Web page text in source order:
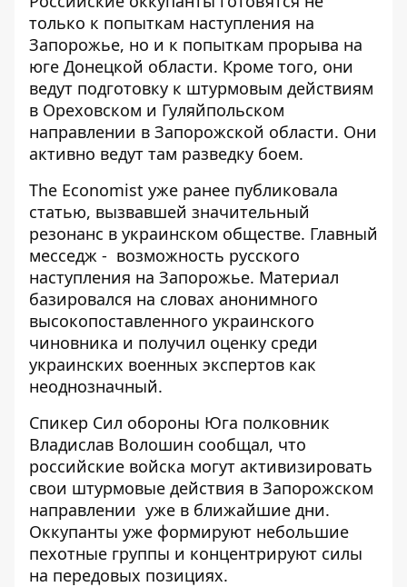
только к попыткам наступления на
Запорожье, но и к попыткам прорыва на
юге Донецкой области. Кроме того, они
ведут подготовку к штурмовым действиям
в Ореховском и Гуляйпольском
направлении в Запорожской области. Они
активно ведут там разведку боем.
The Economist уже ранее публиковала
статью, вызвавшей значительный
резонанс в украинском обществе. Главный
месседж - возможность русского
наступления на Запорожье. Материал
базировался на словах анонимного
высокопоставленного украинского
чиновника и получил оценку среди
украинских военных экспертов как
неоднозначный.
Спикер Сил обороны Юга полковник
Владислав Волошин сообщал, что
российские войска могут активизировать
свои штурмовые действия в Запорожском
направлении уже в ближайшие дни.
Оккупанты уже формируют небольшие
пехотные группы и концентрируют силы
на передовых позициях.